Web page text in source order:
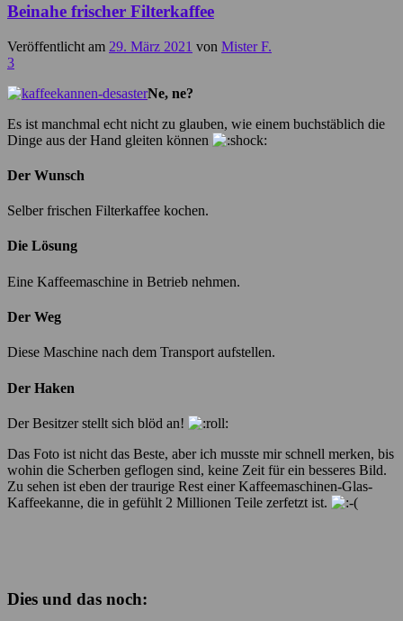
Beinahe frischer Filterkaffee
Veröffentlicht am 29. März 2021 von Mister F.
3
Ne, ne?
Es ist manchmal echt nicht zu glauben, wie einem buchstäblich die
Dinge aus der Hand gleiten können
Der Wunsch
Selber frischen Filterkaffee kochen.
Die Lösung
Eine Kaffeemaschine in Betrieb nehmen.
Der Weg
Diese Maschine nach dem Transport aufstellen.
Der Haken
Der Besitzer stellt sich blöd an!
Das Foto ist nicht das Beste, aber ich musste mir schnell merken, bis
wohin die Scherben geflogen sind, keine Zeit für ein besseres Bild.
Zu sehen ist eben der traurige Rest einer Kaffeemaschinen-Glas-
Kaffeekanne, die in gefühlt 2 Millionen Teile zerfetzt ist.
Dies und das noch: